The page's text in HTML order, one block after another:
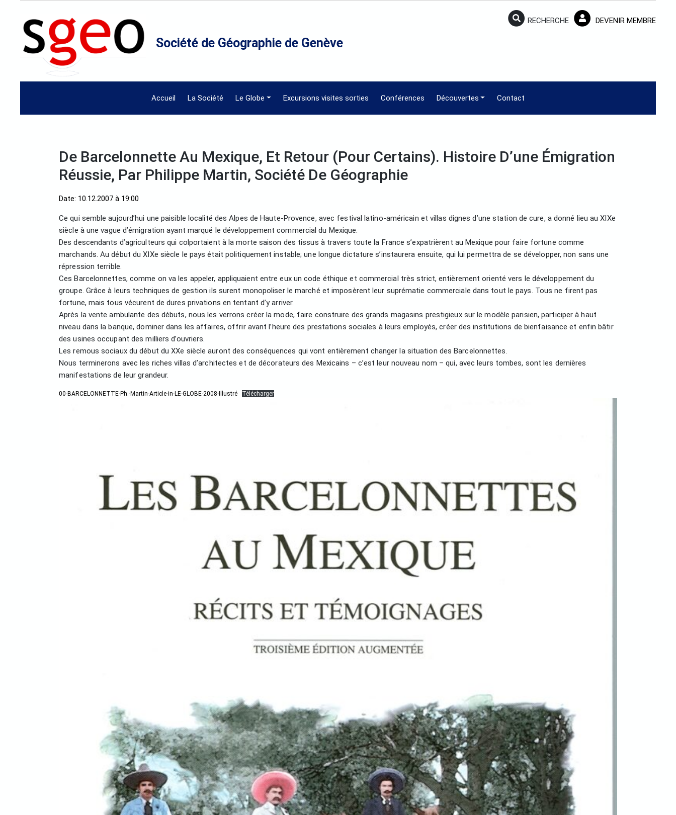
Société de Géographie de Genève
RECHERCHE DEVENIR MEMBRE
Accueil La Société Le Globe Excursions visites sorties Conférences Découvertes Contact
De Barcelonnette Au Mexique, Et Retour (pour Certains). Histoire D’une Émigration
Réussie, Par Philippe Martin, Société De Géographie
Date: 10.12.2007 à 19:00
Ce qui semble aujourd’hui une paisible localité des Alpes de Haute-Provence, avec festival latino-américain et villas dignes d’une station de cure, a donné lieu au XIXe
siècle à une vague d’émigration ayant marqué le développement commercial du Mexique.
Des descendants d’agriculteurs qui colportaient à la morte saison des tissus à travers toute la France s’expatrièrent au Mexique pour faire fortune comme
marchands. Au début du XIXe siècle le pays était politiquement instable; une longue dictature s’instaurera ensuite, qui lui permettra de se développer, non sans une
répression terrible.
Ces Barcelonnettes, comme on va les appeler, appliquaient entre eux un code éthique et commercial très strict, entièrement orienté vers le développement du
groupe. Grâce à leurs techniques de gestion ils surent monopoliser le marché et imposèrent leur suprématie commerciale dans tout le pays. Tous ne firent pas
fortune, mais tous vécurent de dures privations en tentant d’y arriver.
Après la vente ambulante des débuts, nous les verrons créer la mode, faire construire des grands magasins prestigieux sur le modèle parisien, participer à haut
niveau dans la banque, dominer dans les affaires, offrir avant l’heure des prestations sociales à leurs employés, créer des institutions de bienfaisance et enfin bâtir
des usines occupant des milliers d’ouvriers.
Les remous sociaux du début du XXe siècle auront des conséquences qui vont entièrement changer la situation des Barcelonnettes.
Nous terminerons avec les riches villas d’architectes et de décorateurs des Mexicains – c’est leur nouveau nom – qui, avec leurs tombes, sont les dernières
manifestations de leur grandeur.
00-BARCELONNETTE-Ph.-Martin-Article-in-LE-GLOBE-2008-Illustré Télécharger